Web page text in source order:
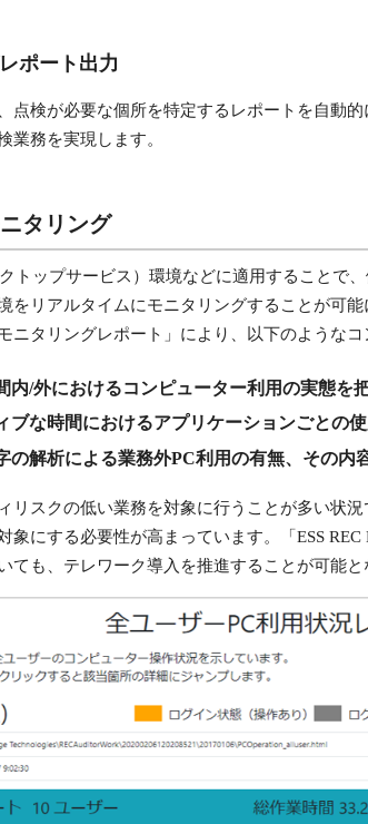
ポート出力
点検が必要な個所を特定するレポートを自動
業務を実現します。
タリング
クトップサービス）環境などに適用すること
をリアルタイムにモニタリングすることが可
ニタリングレポート」により、以下のような
内/外におけるコンピューター利用の実態を
ブな時間におけるアプリケーションごとの
の解析による業務外PC利用の有無、その内
リスクの低い業務を対象に行うことが多い状
象にする必要性が高まっています。「ESS
も、テレワーク導入を推進することが可能と